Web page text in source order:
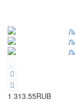
1 313.55RUB